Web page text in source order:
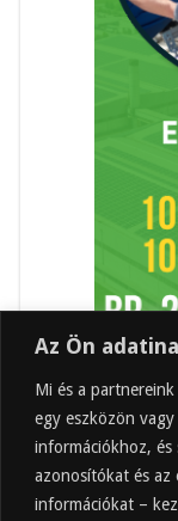
Az Ön
Mi és a
egy eszközön
információkhoz, és
azonosítókat és az
információkat –